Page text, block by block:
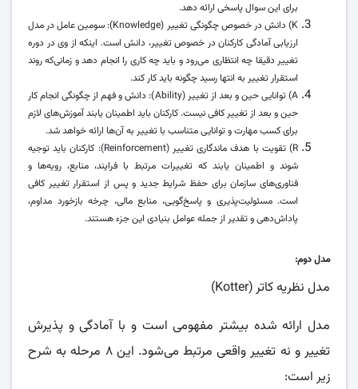
برای این سوال پاسخی ارائه دهد.
K) دانش در خصوص چگونگی تغییر (Knowledge): سومین عامل در مدل
ارزیابی آمادگی کارکنان در خصوص تغییر، دانش است. اینکه از وی در دوره
تغییر دقیقا چه انتظاری می‌رود و باید چه کاری را انجام دهد و زمانی‌که روند
استقرار تغییر به انتها رسید چگونه باید کار کند.
A) توانایی حین و بعد از تغییر (Ability): دانش و فهم از چگونگی انجام کار
حین و بعد از تغییر کافی نیست. کارکنان باید اطمینان یابند آموزش‌های لازم
برای کسب مهارت و توانایی متناسب با تغییر به آن‌ها ارائه خواهد شد.
R) تقویت با هدف ماندگاری تغییر (Reinforcement): کارکنان باید توجیه
شوند و اطمینان یابند که تغییرات مرتبط با فرایند، منابع، رویه‌ها و
فناوری‌های سازمان برای حفظ شرایط جدید و پس از استقرار تغییر کافی
است. مسئولیت‌پذیری و پاسخ‌گویی، منابع مالی، چرخه بازخورد مداوم،
پاداش‌دهی و تقدیر از جمله عوامل بنیادی این جزء هستند.
مدل دوم:
مدل نظریه کاتر (Kotter)
مدل ارائه شده بیشتر مفهومی است و با آمادگی و پذیرش
تغییر و نه تغییر واقعی مرتبط می‌شود. این ۸ مرحله به شرح
زیر است: